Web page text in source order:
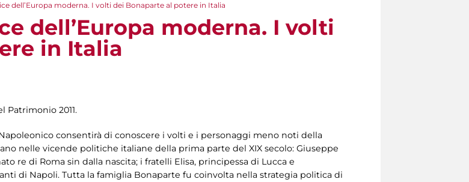
dell’Europa moderna. I volti dei Bonaparte al potere in Italia
dell’Europa moderna. I volti
in Italia
2011.
consentirà di conoscere i volti e i personaggi meno noti della
nelle vicende politiche italiane della prima parte del XIX secolo: Giuseppe
re di Roma sin dalla nascita; i fratelli Elisa, principessa di Lucca e
di Napoli. Tutta la famiglia Bonaparte fu coinvolta nella strategia politica di